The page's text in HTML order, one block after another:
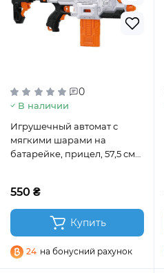
0
В наличии
Игрушечный автомат с
мягкими шарами на
батарейке, прицел, 57,5 ​​см
550 ₴
Купить
24 на бонусний рахунок